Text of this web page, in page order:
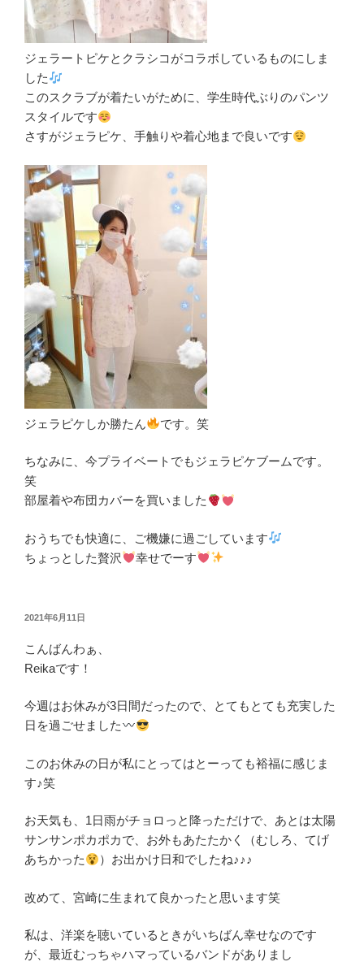
ジェラートピケとクラシコがコラボしているものにしま
した
このスクラブが着たいがために、学生時代ぶりのパンツ
スタイルです
さすがジェラピケ、手触りや着心地まで良いです
ジェラピケしか勝たん です。笑
ちなみに、今プライベートでもジェラピケブームです。
笑
部屋着や布団カバーを買いました
おうちでも快適に、ご機嫌に過ごしています
ちょっとした贅沢
幸せでーす
投
日:
2021年6月11日
こんばんわぁ、
Reikaです！
今週はお休みが3日間だったので、とてもとても充実した
日を過ごせました
このお休みの日が私にとってはとーっても裕福に感じま
す♪笑
お天気も、1日雨がチョロっと降っただけで、あとは太陽
サンサンポカポカで、お外もあたたかく（むしろ、てげ
あちかった
）お出かけ日和でしたね♪♪♪
改めて、宮崎に生まれて良かったと思います笑
私は、洋楽を聴いているときがいちばん幸せなのです
が、最近むっちゃハマっているバンドがありまし